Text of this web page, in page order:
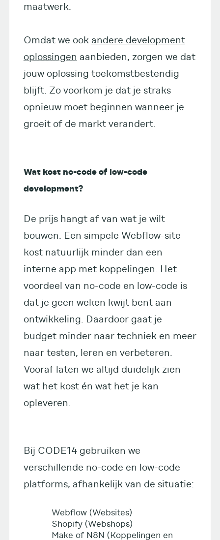
maatwerk.
Omdat we ook andere development
oplossingen aanbieden, zorgen we dat
jouw oplossing toekomstbestendig
blijft. Zo voorkom je dat je straks
opnieuw moet beginnen wanneer je
groeit of de markt verandert.
Wat kost no-code of low-code
development?
De prijs hangt af van wat je wilt
bouwen. Een simpele Webflow-site
kost natuurlijk minder dan een
interne app met koppelingen. Het
voordeel van no-code en low-code is
dat je geen weken kwijt bent aan
ontwikkeling. Daardoor gaat je
budget minder naar techniek en meer
naar testen, leren en verbeteren.
Vooraf laten we altijd duidelijk zien
wat het kost én wat het je kan
opleveren.
Bij CODE14 gebruiken we
verschillende no-code en low-code
platforms, afhankelijk van de situatie:
Webflow (Websites)
Shopify (Webshops)
Make of N8N (Koppelingen en